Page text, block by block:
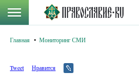
Главная Мониторинг СМИ
Tweet Нравится